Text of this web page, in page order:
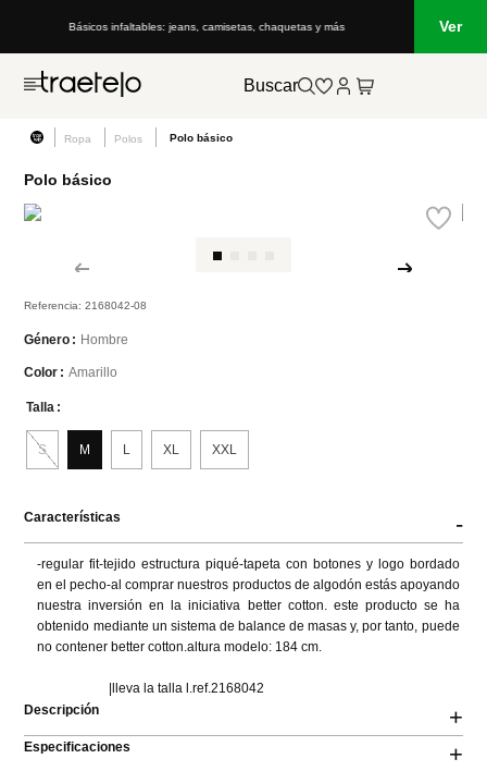
Básicos infaltables: jeans, camisetas, chaquetas y más Ver
Buscar
Ropa Polos Polo básico
Polo básico
Referencia:2168042-08
Género Hombre
Color Amarillo
Talla
L
M
S XL XXL
Características -
-regular fit-tejido estructura piqué-tapeta con botones y logo bordado
en el pecho-al comprar nuestros productos de algodón estás apoyando
nuestra inversión en la iniciativa better cotton. este producto se ha
obtenido mediante un sistema de balance de masas y, por tanto, puede
no contener better cotton.altura modelo: 184 cm.
                      |lleva la talla l.ref.2168042
Descripción
+
Especificaciones +